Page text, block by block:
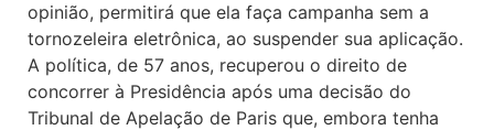
opinião, permitirá que ela faça campanha sem a
tornozeleira eletrônica, ao suspender sua aplicação.
A política, de 57 anos, recuperou o direito de
concorrer à Presidência após uma decisão do
Tribunal de Apelação de Paris que, embora tenha